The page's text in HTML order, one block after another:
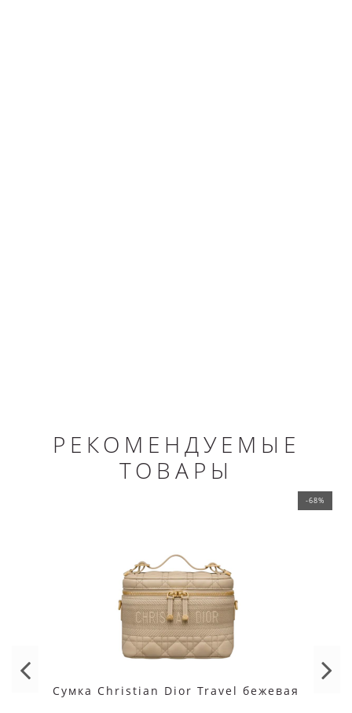
РЕКОМЕНДУЕМЫЕ
ТОВАРЫ
-68%
Сумка Christian Dior Travel бежевая